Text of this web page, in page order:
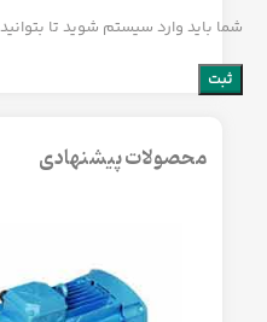
شما باید وارد سیستم شوید تا
محصولات پیشنهادی